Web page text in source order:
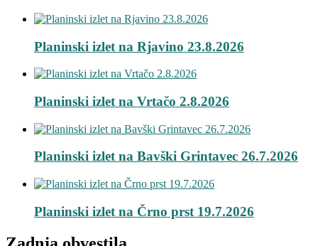
Planinski izlet na Rjavino 23.8.2026
Planinski izlet na Vrtačo 2.8.2026
Planinski izlet na Bavški Grintavec 26.7.2026
Planinski izlet na Črno prst 19.7.2026